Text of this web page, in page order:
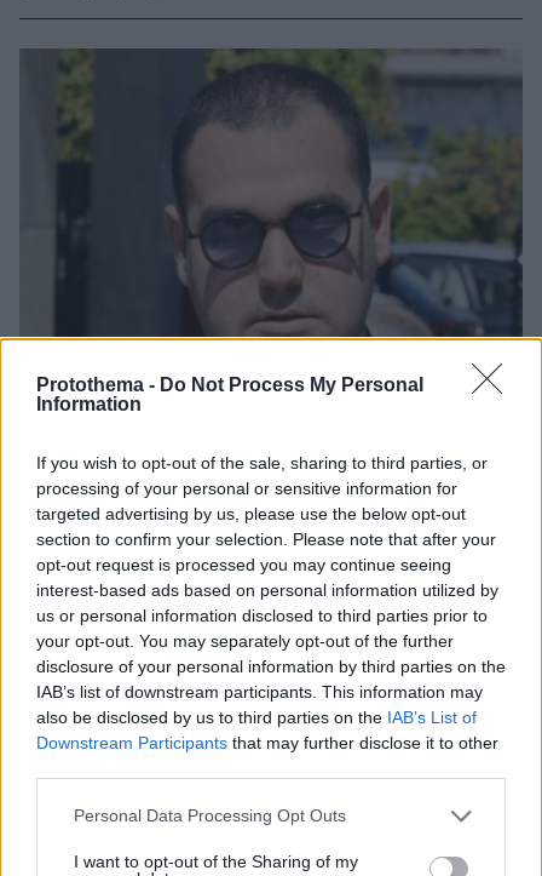
Protothema - Do Not Process My Personal
Information
If you wish to opt-out of the sale, sharing to third parties, or
processing of your personal or sensitive information for
targeted advertising by us, please use the below opt-out
section to confirm your selection. Please note that after your
opt-out request is processed you may continue seeing
interest-based ads based on personal information utilized by
us or personal information disclosed to third parties prior to
your opt-out. You may separately opt-out of the further
disclosure of your personal information by third parties on the
IAB’s list of downstream participants. This information may
also be disclosed by us to third parties on the IAB’s List of
Downstream Participants that may further disclose it to other
Please note that this website/app uses one or more Google
not limited to your visit or usage behaviour. You may click to
Personal Data Processing Opt Outs
I want to opt-out of the Sharing of my
Χρίστος Κούγιας: Η προσωπική μου ζωή δεν
μπορεί να είναι αντικείμενο φημών ή σεναρίων
που παρουσιάζονται ως πραγματικά γεγονότα
06.08.2026, 22:24